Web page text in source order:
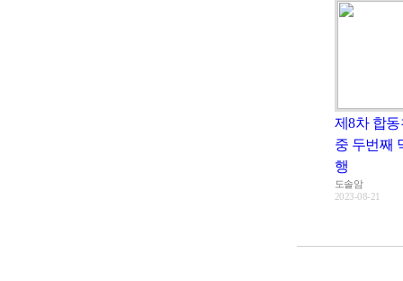
제8차 합
중 두번째
행
도솔암
2023-08-21